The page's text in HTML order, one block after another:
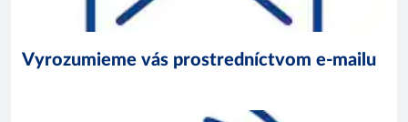
Vyrozumieme vás prostredníctvom e-mailu